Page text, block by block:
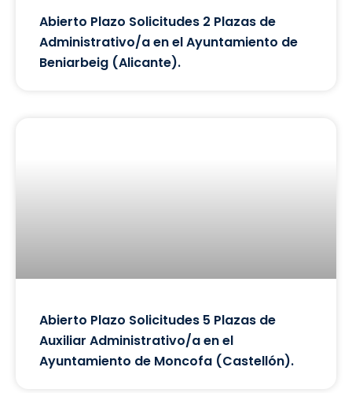
Abierto Plazo Solicitudes 2 Plazas de
Administrativo/a en el Ayuntamiento de
Beniarbeig (Alicante).
Abierto Plazo Solicitudes 5 Plazas de
Auxiliar Administrativo/a en el
Ayuntamiento de Moncofa (Castellón).